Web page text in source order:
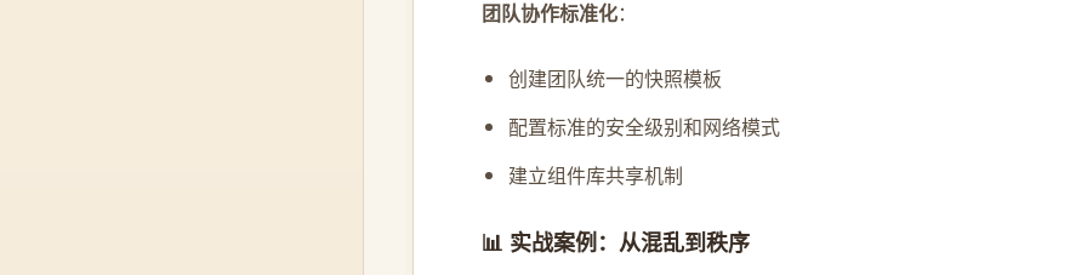
团队协作标准化：
创建团队统一的快照模板
配置标准的安全级别和网络模式
建立组件库共享机制
📊 实战案例：从混乱到秩序